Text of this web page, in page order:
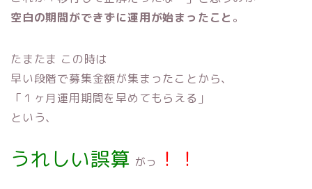
空白の期間ができずに運用が始まったこと 。
たまたま この時は
早い段階で募集金額が集まったことから、
「１ヶ月運用期間を早めてもらえる」
という、
うれしい誤算 がっ ！！